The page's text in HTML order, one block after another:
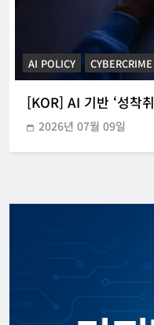
CYBERCRIME POLICE
[KOR] 3대 참사 허위
2026년 05월 31일